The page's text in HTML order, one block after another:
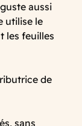
aussi
utilise le
les feuilles
de
sans